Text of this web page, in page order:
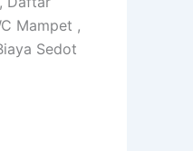
Mampet ,
Sedot